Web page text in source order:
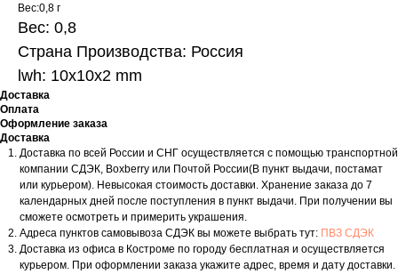
Вес:0,8 г
Вес: 0,8
Страна Производства: Россия
lwh: 10x10x2 mm
Доставка
Оплата
Оформление заказа
Доставка
Доставка по всей России и СНГ осуществляется с помощью транспортной
компании СДЭК, Boxberry или Почтой России(В пункт выдачи, постамат
или курьером). Невысокая стоимость доставки. Хранение заказа до 7
календарных дней после поступления в пункт выдачи. При получении вы
сможете осмотреть и примерить украшения.
Адреса пунктов самовывоза СДЭК вы можете выбрать тут: ПВЗ СДЭК
Доставка из офиса в Костроме по городу бесплатная и осуществляется
курьером. При оформлении заказа укажите адрес, время и дату доставки.